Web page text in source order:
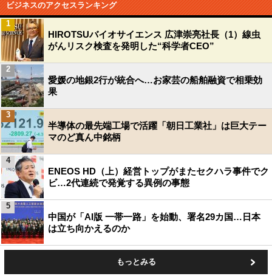
ビジネスのアクセスランキング
HIROTSUバイオサイエンス 広津崇亮社長（1）線虫
がんリスク検査を発明した“科学者CEO”
1
愛媛の地銀2行が統合へ…お家芸の船舶融資で相乗効
果
2
半導体の最先端工場で活躍「朝日工業社」は巨大テー
マのど真ん中銘柄
3
ENEOS HD（上）経営トップがまたセクハラ事件でク
ビ…2代連続で発覚する異例の事態
4
中国が「AI版 一帯一路」を始動、署名29カ国…日本
は立ち向かえるのか
5
もっとみる